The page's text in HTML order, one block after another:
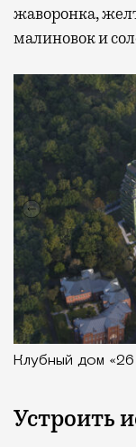
жаворонка,
малиновок и
Клубный дом
Устроить